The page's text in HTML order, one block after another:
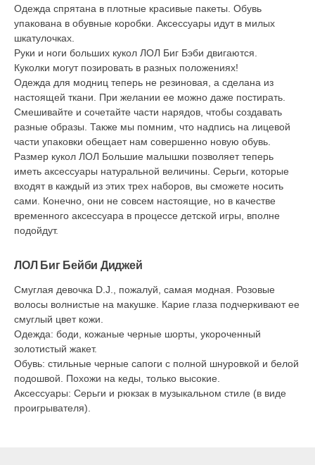
Одежда спрятана в плотные красивые пакеты. Обувь
упакована в обувные коробки. Аксессуары идут в милых
шкатулочках.
Руки и ноги больших кукол ЛОЛ Биг Бэби двигаются.
Куколки могут позировать в разных положениях!
Одежда для модниц теперь не резиновая, а сделана из
настоящей ткани. При желании ее можно даже постирать.
Смешивайте и сочетайте части нарядов, чтобы создавать
разные образы. Также мы помним, что надпись на лицевой
части упаковки обещает нам совершенно новую обувь.
Размер кукол ЛОЛ Большие малышки позволяет теперь
иметь аксессуары натуральной величины. Серьги, которые
входят в каждый из этих трех наборов, вы сможете носить
сами. Конечно, они не совсем настоящие, но в качестве
временного аксессуара в процессе детской игры, вполне
подойдут.
ЛОЛ Биг Бейби Диджей
Смуглая девочка D.J., пожалуй, самая модная. Розовые
волосы волнистые на макушке. Карие глаза подчеркивают ее
смуглый цвет кожи.
Одежда: боди, кожаные черные шорты, укороченный
золотистый жакет.
Обувь: стильные черные сапоги с полной шнуровкой и белой
подошвой. Похожи на кеды, только высокие.
Аксессуары: Серьги и рюкзак в музыкальном стиле (в виде
проигрывателя).